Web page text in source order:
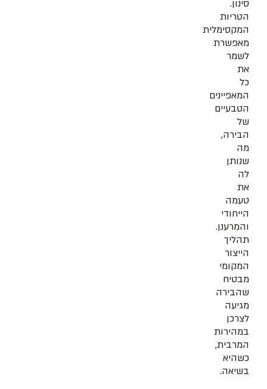
סינון.
הטריות
המקסימלית
מאפשרת
לשמר
את
כל
המאפיינים
הטבעיים
של
הבירה,
מה
שנותן
לה
את
טעמה
הייחודי
והמרענן.
תהליך
הייצור
המקומי
מבטיח
שהבירה
מגיעה
לצרכן
במהירות
המרבית,
כשהיא
בשיאה.